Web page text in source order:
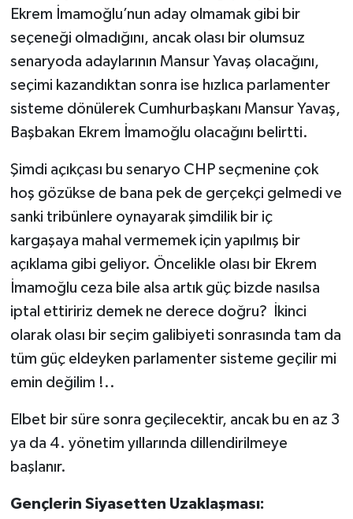
Ekrem İmamoğlu’nun aday olmamak gibi bir
seçeneği olmadığını, ancak olası bir olumsuz
senaryoda adaylarının Mansur Yavaş olacağını,
seçimi kazandıktan sonra ise hızlıca parlamenter
sisteme dönülerek Cumhurbaşkanı Mansur Yavaş,
Başbakan Ekrem İmamoğlu olacağını belirtti.
Şimdi açıkçası bu senaryo CHP seçmenine çok
hoş gözükse de bana pek de gerçekçi gelmedi ve
sanki tribünlere oynayarak şimdilik bir iç
kargaşaya mahal vermemek için yapılmış bir
açıklama gibi geliyor. Öncelikle olası bir Ekrem
İmamoğlu ceza bile alsa artık güç bizde nasılsa
iptal ettiririz demek ne derece doğru? İkinci
olarak olası bir seçim galibiyeti sonrasında tam da
tüm güç eldeyken parlamenter sisteme geçilir mi
emin değilim !..
Elbet bir süre sonra geçilecektir, ancak bu en az 3
ya da 4. yönetim yıllarında dillendirilmeye
başlanır.
Gençlerin Siyasetten Uzaklaşması: